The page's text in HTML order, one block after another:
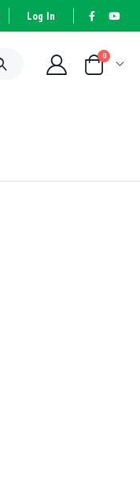
Log In
0